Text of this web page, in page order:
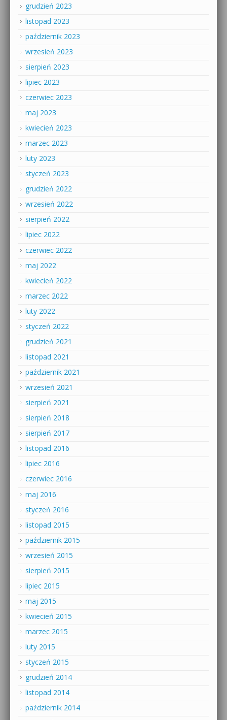
grudzień 2023
listopad 2023
październik 2023
wrzesień 2023
sierpień 2023
lipiec 2023
czerwiec 2023
maj 2023
kwiecień 2023
marzec 2023
luty 2023
styczeń 2023
grudzień 2022
wrzesień 2022
sierpień 2022
lipiec 2022
czerwiec 2022
maj 2022
kwiecień 2022
marzec 2022
luty 2022
styczeń 2022
grudzień 2021
listopad 2021
październik 2021
wrzesień 2021
sierpień 2021
sierpień 2018
sierpień 2017
listopad 2016
lipiec 2016
czerwiec 2016
maj 2016
styczeń 2016
listopad 2015
październik 2015
wrzesień 2015
sierpień 2015
lipiec 2015
maj 2015
kwiecień 2015
marzec 2015
luty 2015
styczeń 2015
grudzień 2014
listopad 2014
październik 2014